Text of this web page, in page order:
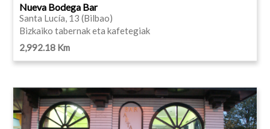
Nueva Bodega Bar
Santa Lucía, 13 (Bilbao)
Bizkaiko tabernak eta kafetegiak
2,992.18 Km